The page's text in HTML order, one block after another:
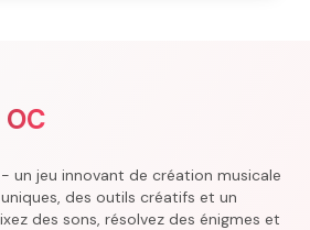
un jeu innovant de création musicale
des outils créatifs et un
des sons, résolvez des énigmes et